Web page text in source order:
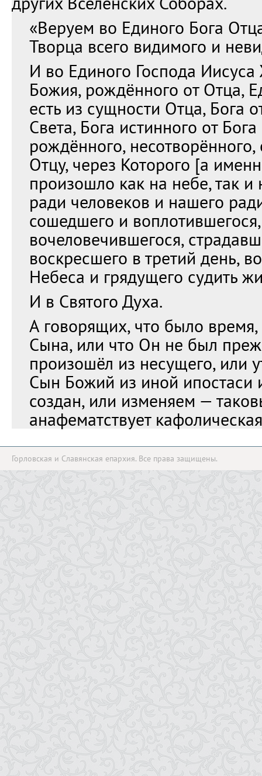
«Веруем во Единого Бога
Творца всего видимого и
И во Единого Господа
Божия, рождённого от Отца,
есть из сущности Отца, Бога
Света, Бога истинного от
рождённого,
Отцу, через Которого [а
произошло как на небе, так и
ради человеков и нашего
сошедшего и воплотившегося,
вочеловечившегося,
воскресшего в третий день,
Небеса и грядущего судить
И в Святого Духа.
А говорящих, что было
Сына, или что Он не был
произошёл из несущего, или
Сын Божий из иной ипостаси
создан, или изменяем —
анафематствует
Горловская и Славянская епархия. Все права защищены.